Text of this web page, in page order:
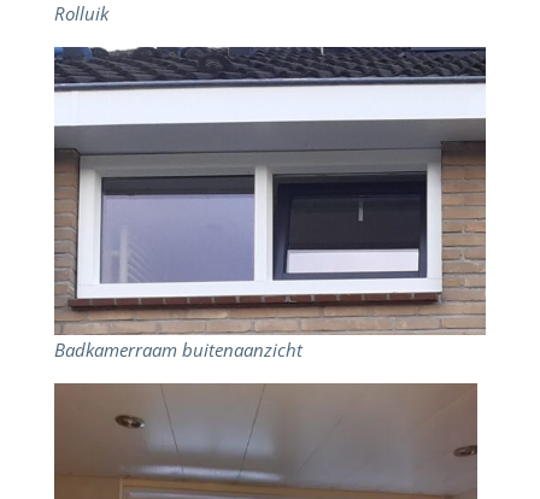
Rolluik
Badkamerraam buitenaanzicht